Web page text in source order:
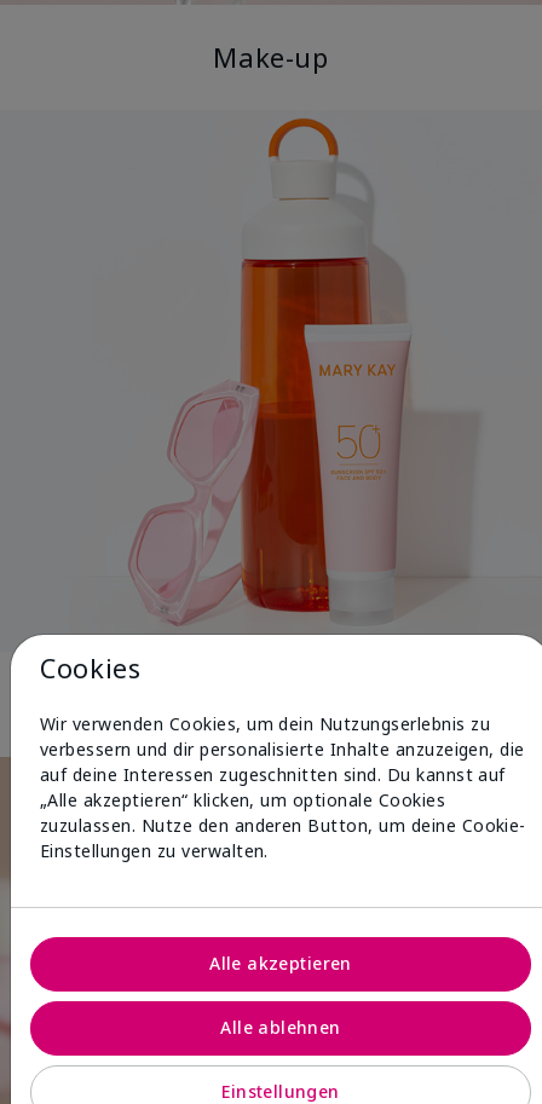
Make-up
Cookies
Wir verwenden Cookies, um dein Nutzungserlebnis zu
verbessern und dir personalisierte Inhalte anzuzeigen, die
auf deine Interessen zugeschnitten sind. Du kannst auf
„Alle akzeptieren“ klicken, um optionale Cookies
zuzulassen. Nutze den anderen Button, um deine Cookie-
Einstellungen zu verwalten.
Einstellungen
Alle ablehnen
Alle akzeptieren